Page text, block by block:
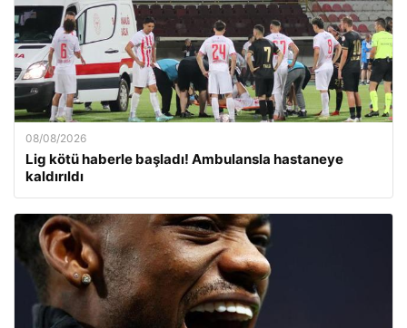
08/08/2026
Lig kötü haberle başladı! Ambulansla hastaneye
kaldırıldı